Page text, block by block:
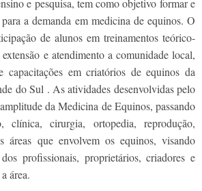
a demanda em medicina de equinos. O
de alunos em treinamentos teórico-
e atendimento a comunidade local,
capacitações em criatórios de equinos da
do Sul . As atividades desenvolvidas pelo
da Medicina de Equinos, passando
clínica, cirurgia, ortopedia, reprodução,
áreas que envolvem os equinos, visando
profissionais, proprietários, criadores e
área.